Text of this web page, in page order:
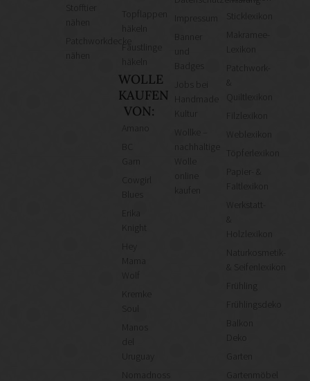
Stofftier
Patchworkdecke
Topflappen
häkeln
Fäustlinge
häkeln
WOLLE
KAUFEN
VON:
Cowgirl
Knight
Mama
Wolf
Kremke
Manos
Uruguay
Nomadnoss
Kultur
Wollke –
nachhaltige
kaufen
Sticklexikon
Makramee-
Lexikon
Patchwork-
&
Quiltlexikon
Filzlexikon
Weblexikon
Töpferlexikon
Papier- &
Faltlexikon
Werkstatt-
&
Holzlexikon
Naturkosmetik-
& Seifenlexikon
Frühling
Frühlingsdeko
Deko
Garten
Gartenmöbel